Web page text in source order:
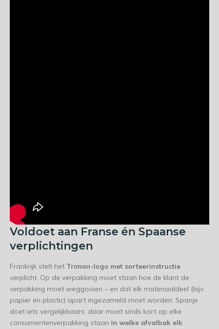
Voldoet aan Franse én Spaanse
verplichtingen
Frankrijk stelt het Triman-logo met sorteerinstructie
verplicht. Op de verpakking moet staan hoe de klant de
verpakking moet weggooien – en dat elk materiaaldeel (bijv.
papier en plastic) apart ingezameld moet worden. Spanje
doet iets vergelijkbaars: daar moet sinds kort op elke
consumentenverpakking staan in welke afvalbak elk